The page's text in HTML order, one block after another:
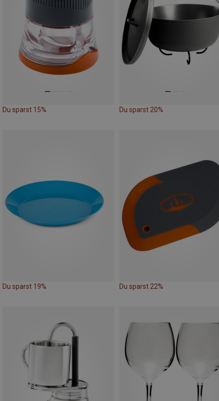
Du sparst 15% Du sparst 20%
Du sparst 19% Du sparst 22%